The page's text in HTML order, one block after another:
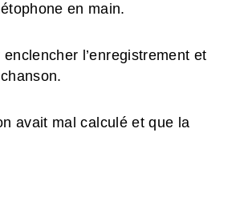
en main.
l’enregistrement et
avait mal calculé et que la